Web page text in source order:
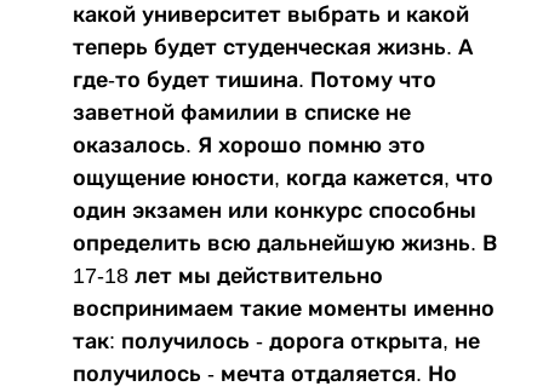
какой университет выбрать и какой
теперь будет студенческая жизнь. А
где-то будет тишина. Потому что
заветной фамилии в списке не
оказалось. Я хорошо помню это
ощущение юности, когда кажется, что
один экзамен или конкурс способны
определить всю дальнейшую жизнь. В
17-18 лет мы действительно
воспринимаем такие моменты именно
так: получилось - дорога открыта, не
получилось - мечта отдаляется. Но